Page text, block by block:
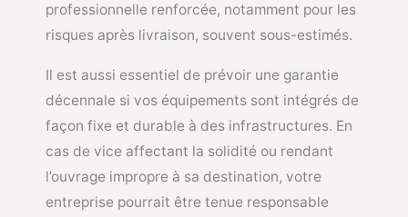
professionnelle renforcée, notamment pour les
risques après livraison, souvent sous-estimés.
Il est aussi essentiel de prévoir une garantie
décennale si vos équipements sont intégrés de
façon fixe et durable à des infrastructures. En
cas de vice affectant la solidité ou rendant
l’ouvrage impropre à sa destination, votre
entreprise pourrait être tenue responsable